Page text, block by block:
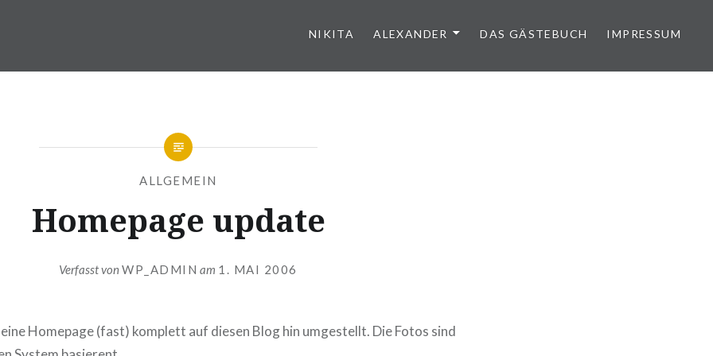
NIKITA ALEXANDER DAS GÄSTEBUCH IMPRESSUM
ALLGEMEIN
Homepage update
Verfasst vonWP_ADMIN am 1. MAI 2006
Homepage (fast) komplett auf diesen Blog hin umgestellt. Die Fotos sind